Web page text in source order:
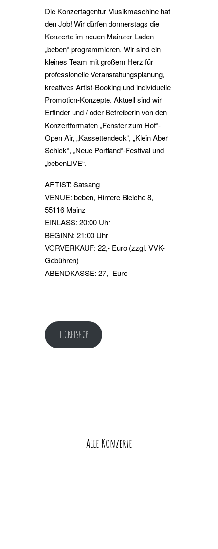
Die Konzertagentur Musikmaschine hat
den Job! Wir dürfen donnerstags die
Konzerte im neuen Mainzer Laden
„beben“ programmieren. Wir sind ein
kleines Team mit großem Herz für
professionelle Veranstaltungsplanung,
kreatives Artist-Booking und individuelle
Promotion-Konzepte. Aktuell sind wir
Erfinder und / oder Betreiberin von den
Konzertformaten „Fenster zum Hof“-
Open Air, „Kassettendeck“, „Klein Aber
Schick“, „Neue Portland“-Festival und
„bebenLIVE“.
ARTIST: Satsang
VENUE: beben, Hintere Bleiche 8,
55116 Mainz
EINLASS: 20:00 Uhr
BEGINN: 21:00 Uhr
VORVERKAUF: 22,- Euro (zzgl. VVK-
Gebühren)
ABENDKASSE: 27,- Euro
TICKETSHOP
Alle Konzerte